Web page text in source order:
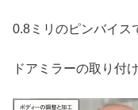
0.8ミリのピンバイス
ドアミラーの取り付